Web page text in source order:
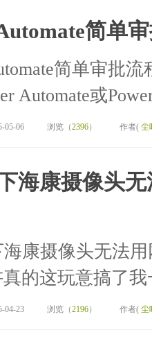
简单
简单审批
Automate或
05-06 浏览（2396） 作者( 尘
海康摄像头
康摄像头无法
的这玩意搞了
04-23 浏览（2196） 作者( 尘